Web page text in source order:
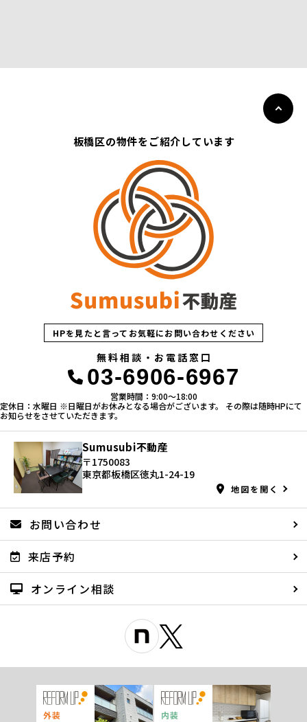
板橋区の物件をご紹介しています
HPを見たと言ってお気軽にお問い合わせください
無料相談・お電話窓口
03-6906-6967
営業時間：9:00〜18:00
定休日：水曜日 ※日曜日がお休みとなる場合がございます。 その際は随時HPにて
お知らせをさせていただきます。
Sumusubi不動産
〒1750083
東京都板橋区徳丸1-24-19
地図を開く
お問い合わせ
来店予約
オンライン相談